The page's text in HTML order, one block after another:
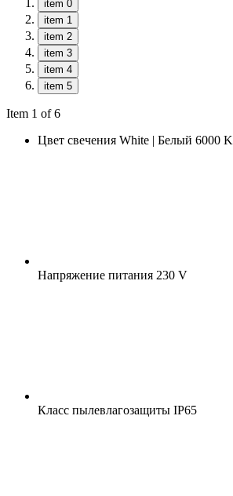
item 0
item 1
item 2
item 3
item 4
item 5
Item 1 of 6
Цвет свечения White | Белый 6000 K
Напряжение питания 230 V
Класс пылевлагозащиты IP65